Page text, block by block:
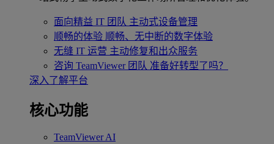
面向精益 IT 团队 主动式设备管理
顺畅的体验 顺畅、无中断的数字体验
无缝 IT 运营 主动修复和出众服务
咨询 TeamViewer 团队 准备好转型了吗？
深入了解平台
核心功能
TeamViewer AI